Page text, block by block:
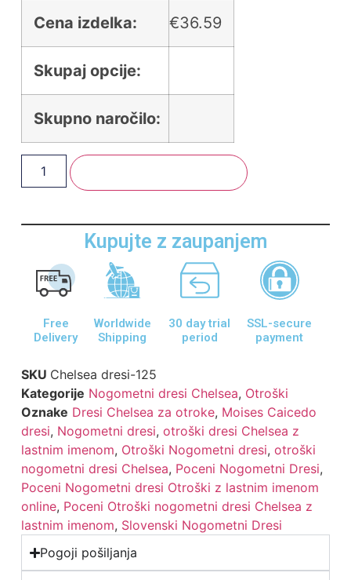
Cena izdelka: €36.59
Skupaj opcije:
Skupno naročilo:
Kupujte z zaupanjem
Free
Delivery
Worldwide
Shipping
30 day trial
period
SSL-secure
payment
SKU Chelsea dresi-125
Kategorije Nogometni dresi Chelsea, Otroški
Oznake Dresi Chelsea za otroke, Moises Caicedo
dresi, Nogometni dresi, otroški dresi Chelsea z
lastnim imenom, Otroški Nogometni dresi, otroški
nogometni dresi Chelsea, Poceni Nogometni Dresi,
Poceni Nogometni dresi Otroški z lastnim imenom
online, Poceni Otroški nogometni dresi Chelsea z
lastnim imenom, Slovenski Nogometni Dresi
Pogoji pošiljanja